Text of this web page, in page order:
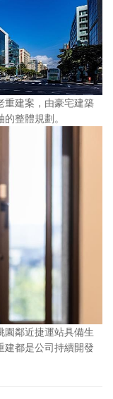
重建案，由豪宅建築
整體規劃。
園鄰近捷運站具備生
建都是公司持續開發